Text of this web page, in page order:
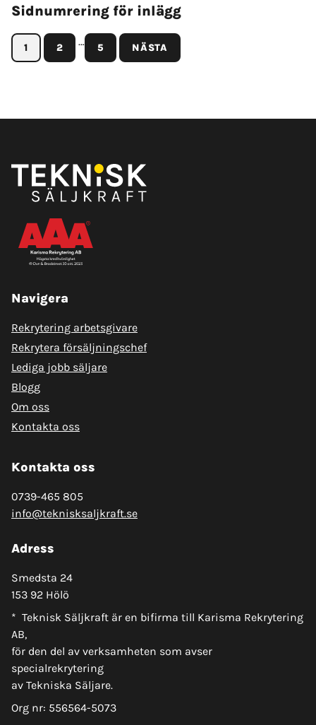
Sidnumrering för inlägg
1 2 … 5 NÄSTA
Navigera
Rekrytering arbetsgivare
Rekrytera försäljningschef
Lediga jobb säljare
Blogg
Om oss
Kontakta oss
Kontakta oss
0739-465 805
info@teknisksaljkraft.se
Adress
Smedsta 24
153 92 Hölö
* Teknisk Säljkraft är en bifirma till Karisma Rekrytering
AB,
för den del av verksamheten som avser
specialrekrytering
av Tekniska Säljare.
Org nr: 556564-5073